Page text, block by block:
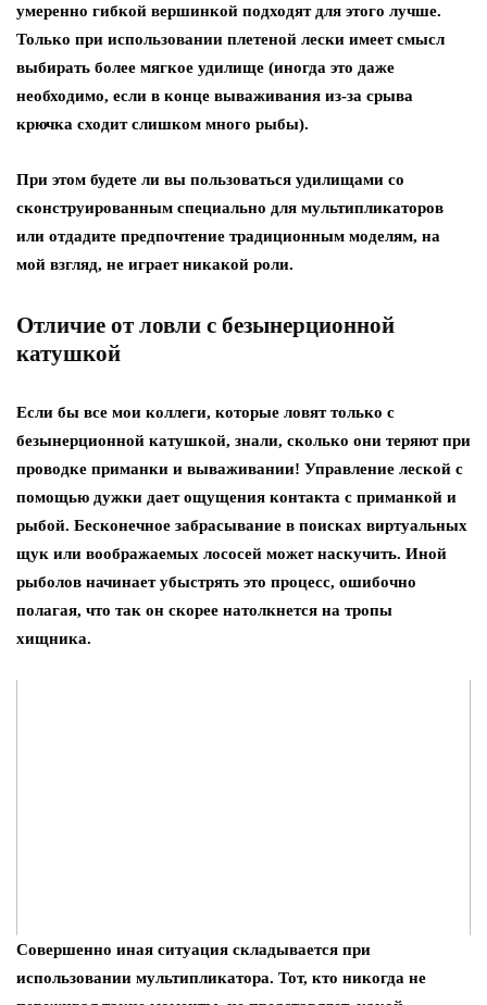
умеренно гибкой вершинкой подходят для этого лучше.
Только при использовании плетеной лески имеет смысл
выбирать более мягкое удилище (иногда это даже
необходимо, если в конце вываживания из-за срыва
крючка сходит слишком много рыбы).
При этом будете ли вы пользоваться удилищами со
сконструированным специально для мультипликаторов
или отдадите предпочтение традиционным моделям, на
мой взгляд, не играет никакой роли.
Отличие от ловли с безынерционной
катушкой
Если бы все мои коллеги, которые ловят только с
безынерционной катушкой, знали, сколько они теряют при
проводке приманки и вываживании! Управление леской с
помощью дужки дает ощущения контакта с приманкой и
рыбой. Бесконечное забрасывание в поисках виртуальных
щук или воображаемых лососей может наскучить. Иной
рыболов начинает убыстрять это процесс, ошибочно
полагая, что так он скорее натолкнется на тропы
хищника.
Совершенно иная ситуация складывается при
использовании мультипликатора. Тот, кто никогда не